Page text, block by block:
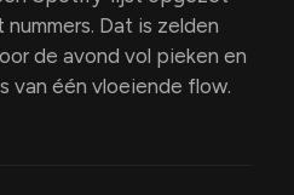
Dat is zelden
de avond vol pieken en
van één vloeiende flow.